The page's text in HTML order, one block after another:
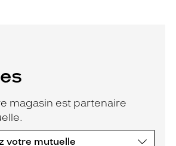
magasin est partenaire